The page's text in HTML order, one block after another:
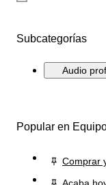
Subcategorías
Audio
Popular en
Comprar